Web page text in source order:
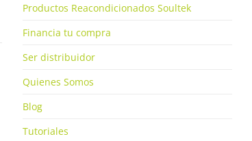
Productos Reacondicionados Soultek
Financia tu compra
Ser distribuidor
Quienes Somos
Blog
Tutoriales